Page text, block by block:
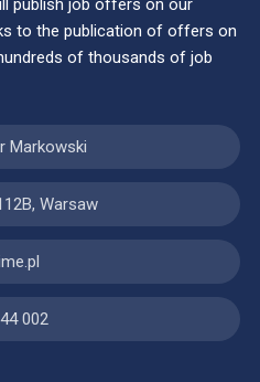
publish job offers on our
to the publication of offers on
of thousands of job
Markowski
Warsaw
002